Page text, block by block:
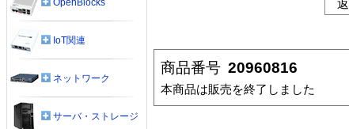
商品番号 20960816
本商品は販売を終了しました
OpenBlocks
IoT関連
ネットワーク
サーバ・ストレージ